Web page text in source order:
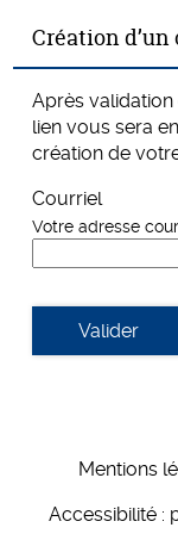
Création
Après
lien vous sera
création de
Courriel
Votre adresse
Valider
Mentions
Accessibilité :